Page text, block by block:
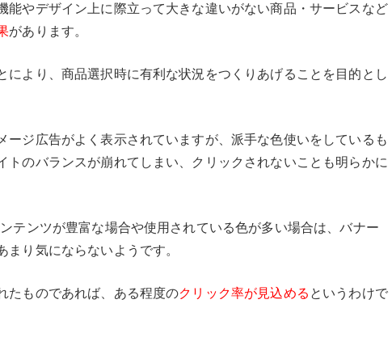
能やデザイン上に際立って大きな違いがない商品・サービスなど
があります。
により、商品選択時に有利な状況をつくりあげることを目的とし
ージ広告がよく表示されていますが、派手な色使いをしているも
トのバランスが崩れてしまい、クリックされないことも明らかに
テンツが豊富な場合や使用されている色が多い場合は、バナー
まり気にならないようです。
たものであれば、ある程度のクリック率が見込める というわけで